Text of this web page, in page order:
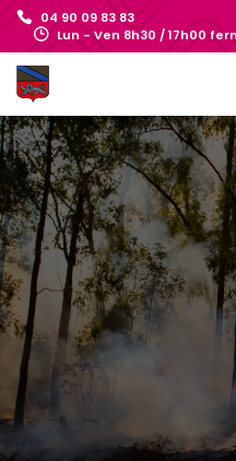
04 90 09 83 83
Lun - Ven 8h30 / 17h00